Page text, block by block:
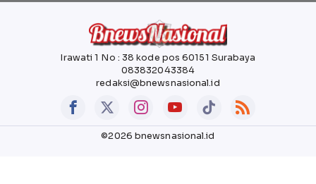
Irawati 1 No : 38 kode pos 60151 Surabaya
083832043384
redaksi@bnewsnasional.id
©2026 bnewsnasional.id